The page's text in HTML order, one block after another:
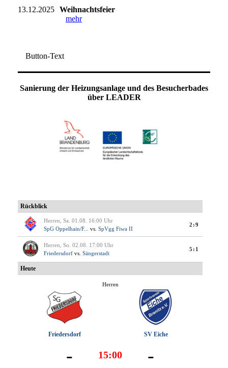
13.12.2025 Weihnachtsfeier
mehr
Button-Text
Sanierung der Heizungsanlage und des Besucherbades
über LEADER